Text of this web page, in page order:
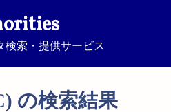
検索・提供サービス
の検索結果